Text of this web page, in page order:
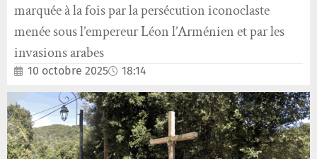
marquée à la fois par la persécution iconoclaste
menée sous l’empereur Léon l’Arménien et par les
invasions arabes
10 octobre 2025 18:14